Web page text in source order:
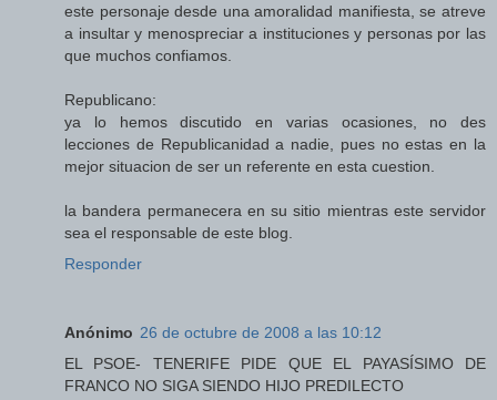
este personaje desde una amoralidad manifiesta, se atreve
a insultar y menospreciar a instituciones y personas por las
que muchos confiamos.
Republicano:
ya lo hemos discutido en varias ocasiones, no des
lecciones de Republicanidad a nadie, pues no estas en la
mejor situacion de ser un referente en esta cuestion.
la bandera permanecera en su sitio mientras este servidor
sea el responsable de este blog.
Responder
Anónimo 26 de octubre de 2008 a las 10:12
EL PSOE- TENERIFE PIDE QUE EL PAYASÍSIMO DE
FRANCO NO SIGA SIENDO HIJO PREDILECTO